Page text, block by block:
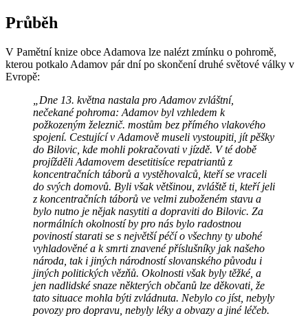
Průběh
V Pamětní knize obce Adamova lze nalézt zmínku o pohromě,
kterou potkalo Adamov pár dní po skončení druhé světové války v
Evropě:
„Dne 13. května nastala pro Adamov zvláštní,
nečekané pohroma: Adamov byl vzhledem k
požkozeným železnič. mostům bez přímého vlakového
spojení. Cestující v Adamově museli vystoupiti, jít pěšky
do Bilovic, kde mohli pokračovati v jízdě. V té době
projížděli Adamovem desetitisíce repatriantů z
koncentračních táborů a vystěhovalců, kteří se vraceli
do svých domovů. Byli však většinou, zvláště ti, kteří jeli
z koncentračních táborů ve velmi zuboženém stavu a
bylo nutno je nějak nasytiti a dopraviti do Bilovic. Za
normálních okolností by pro nás bylo radostnou
poviností starati se s největší péčí o všechny ty ubohé
vyhladověné a k smrti znavené příslušníky jak našeho
národa, tak i jiných národností slovanského původu i
jiných politických vězňů. Okolnosti však byly těžké, a
jen nadlidské snaze některých občanů lze děkovati, že
tato situace mohla býti zvládnuta. Nebylo co jíst, nebyly
povozy pro dopravu, nebyly léky a obvazy a jiné léčeb.